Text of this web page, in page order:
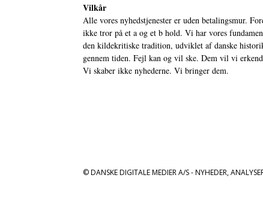
Vilkår
Alle vores nyhedstjenester er uden betalingsmur.
ikke tror på et a og et b hold. Vi har vores
den kildekritiske tradition, udviklet af danske
gennem tiden. Fejl kan og vil ske. Dem vil vi
Vi skaber ikke nyhederne. Vi bringer dem.
© DANSKE DIGITALE MEDIER A/S - NYHEDER,